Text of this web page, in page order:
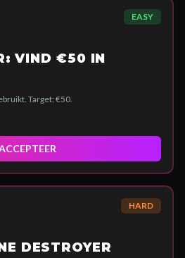
EASY
VIND €50 IN
Target: €50.
HARD
DESTROYER